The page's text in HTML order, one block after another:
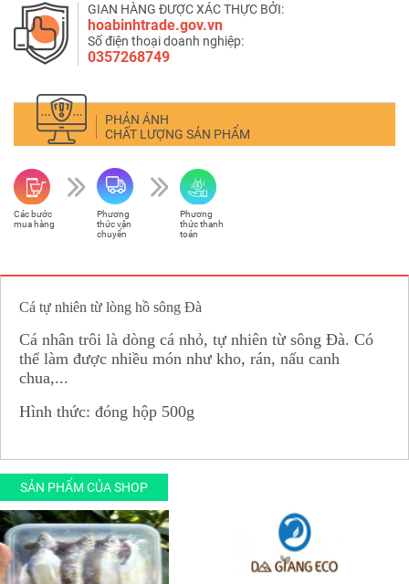
GIAN HÀNG ĐƯỢC XÁC THỰC BỞI:
hoabinhtrade.gov.vn
Số điện thoại doanh nghiệp:
0357268749
PHẢN ÁNH
CHẤT LƯỢNG SẢN PHẨM
Các bước
mua hàng
Phương
thức vận
chuyển
Phương
thức thanh
toán
Cá tự nhiên từ lòng hồ sông Đà
Cá nhân trôi là dòng cá nhỏ, tự nhiên từ sông Đà. Có
thể làm được nhiều món như kho, rán, nấu canh
chua,...
Hình thức: đóng hộp 500g
SẢN PHẨM CỦA SHOP